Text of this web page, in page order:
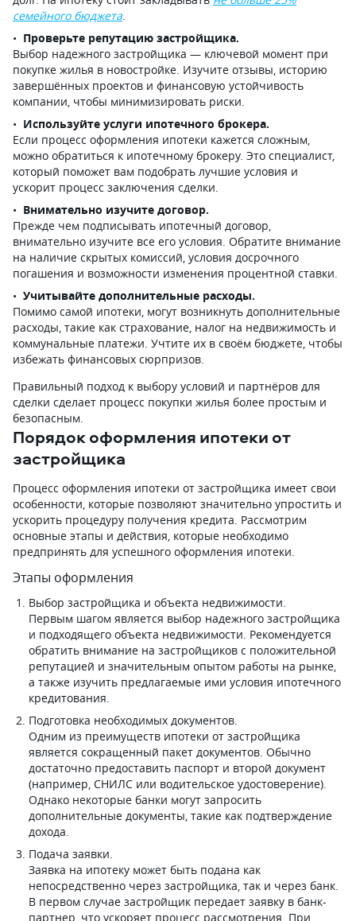
семейного бюджета.
Проверьте репутацию застройщика.
Выбор надежного застройщика — ключевой момент при
покупке жилья в новостройке. Изучите отзывы, историю
завершённых проектов и финансовую устойчивость
компании, чтобы минимизировать риски.
Используйте услуги ипотечного брокера.
Если процесс оформления ипотеки кажется сложным,
можно обратиться к ипотечному брокеру. Это специалист,
который поможет вам подобрать лучшие условия и
ускорит процесс заключения сделки.
Внимательно изучите договор.
Прежде чем подписывать ипотечный договор,
внимательно изучите все его условия. Обратите внимание
на наличие скрытых комиссий, условия досрочного
погашения и возможности изменения процентной ставки.
Учитывайте дополнительные расходы.
Помимо самой ипотеки, могут возникнуть дополнительные
расходы, такие как страхование, налог на недвижимость и
коммунальные платежи. Учтите их в своём бюджете, чтобы
избежать финансовых сюрпризов.
Правильный подход к выбору условий и партнёров для
сделки сделает процесс покупки жилья более простым и
безопасным.
Порядок оформления ипотеки от
застройщика
Процесс оформления ипотеки от застройщика имеет свои
особенности, которые позволяют значительно упростить и
ускорить процедуру получения кредита. Рассмотрим
основные этапы и действия, которые необходимо
предпринять для успешного оформления ипотеки.
Этапы оформления
Выбор застройщика и объекта недвижимости.
Первым шагом является выбор надежного застройщика
и подходящего объекта недвижимости. Рекомендуется
обратить внимание на застройщиков с положительной
репутацией и значительным опытом работы на рынке,
а также изучить предлагаемые ими условия ипотечного
кредитования.
Подготовка необходимых документов.
Одним из преимуществ ипотеки от застройщика
является сокращенный пакет документов. Обычно
достаточно предоставить паспорт и второй документ
(например, СНИЛС или водительское удостоверение).
Однако некоторые банки могут запросить
дополнительные документы, такие как подтверждение
дохода.
Подача заявки.
Заявка на ипотеку может быть подана как
непосредственно через застройщика, так и через банк.
В первом случае застройщик передает заявку в банк-
партнер, что ускоряет процесс рассмотрения. При